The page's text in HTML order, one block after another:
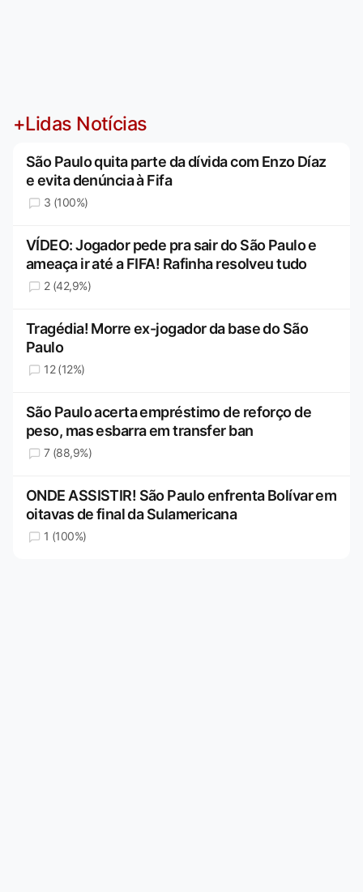
+Lidas Notícias
São Paulo quita parte da dívida com Enzo Díaz
e evita denúncia à Fifa
3 (100%)
VÍDEO: Jogador pede pra sair do São Paulo e
ameaça ir até a FIFA! Rafinha resolveu tudo
2 (42,9%)
Tragédia! Morre ex-jogador da base do São
Paulo
12 (12%)
São Paulo acerta empréstimo de reforço de
peso, mas esbarra em transfer ban
7 (88,9%)
ONDE ASSISTIR! São Paulo enfrenta Bolívar em
oitavas de final da Sulamericana
1 (100%)